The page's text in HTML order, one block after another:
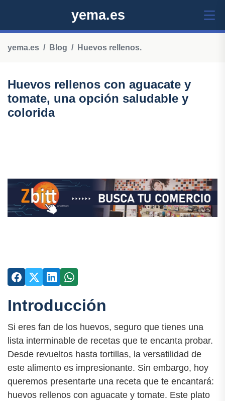
yema.es
yema.es Blog Huevos rellenos.
Huevos rellenos con aguacate y
tomate, una opción saludable y
colorida
Introducción
Si eres fan de los huevos, seguro que tienes una
lista interminable de recetas que te encanta probar.
Desde revueltos hasta tortillas, la versatilidad de
este alimento es impresionante. Sin embargo, hoy
queremos presentarte una receta que te encantará:
huevos rellenos con aguacate y tomate. Este plato